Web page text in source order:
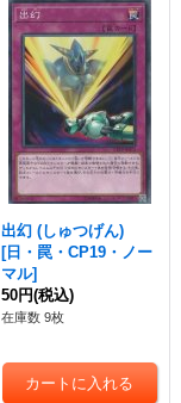
出幻 (しゅつげん)
[日・罠・CP19・ノー
マル]
50円(税込)
在庫数 9枚